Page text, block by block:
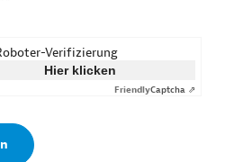
Verifizierung
Hier klicken
FriendlyCaptcha ⇗